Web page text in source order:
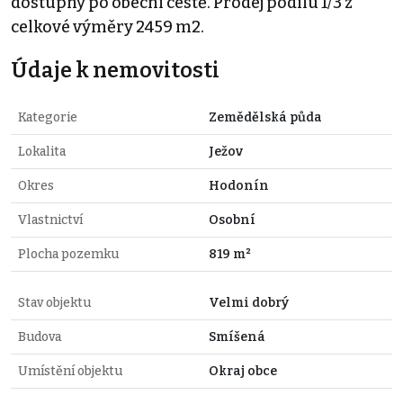
celkové výměry 2459 m2.
Údaje k nemovitosti
Kategorie Zemědělská půda
Lokalita Ježov
Okres Hodonín
Vlastnictví Osobní
Plocha pozemku 819 m²
Stav objektu Velmi dobrý
Budova Smíšená
Umístění objektu Okraj obce